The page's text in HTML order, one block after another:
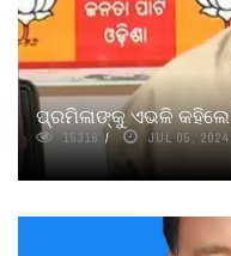
ପ୍ରମିଳାଙ୍କୁ ଏଭଳି କହିଲେ
15316 JUL 05, 2024